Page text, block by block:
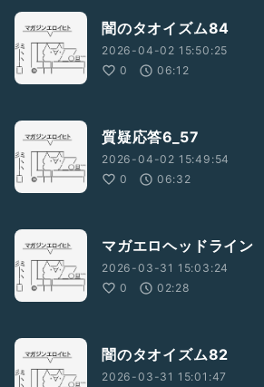
闇のタオイズム84
2026-04-02 15:50:25
0
06:12
質疑応答6_57
2026-04-02 15:49:54
0
06:32
マガエロヘッドライン
2026-03-31 15:03:24
0
02:28
闇のタオイズム82
2026-03-31 15:01:47